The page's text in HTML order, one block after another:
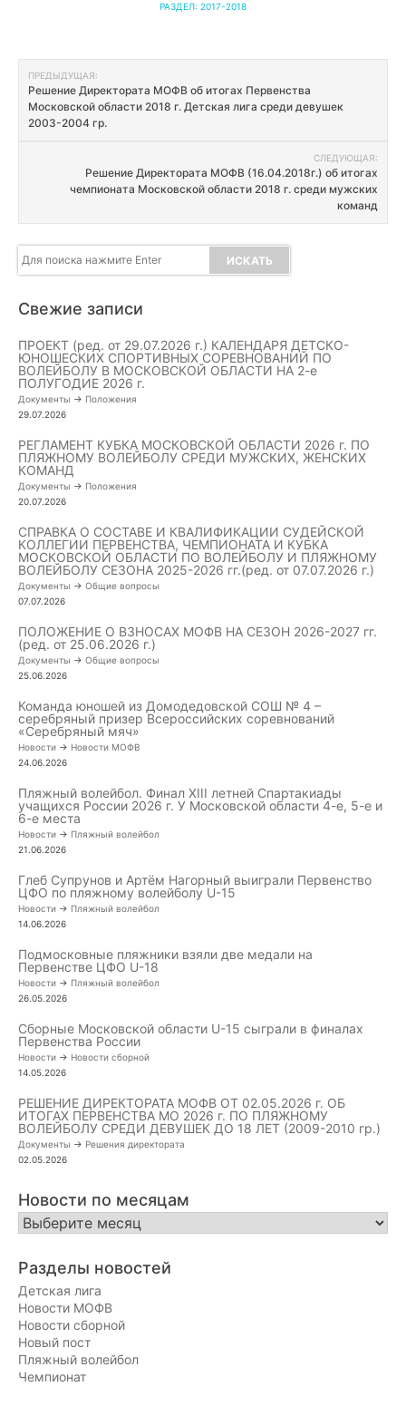
РАЗДЕЛ: 2017-2018
Навигация
по
ПРЕДЫДУЩАЯ:
Решение Директората МОФВ об итогах Первенства
Московской области 2018 г. Детская лига среди девушек
2003-2004 гр.
СЛЕДУЮЩАЯ:
Решение Директората МОФВ (16.04.2018г.) об итогах
чемпионата Московской области 2018 г. среди мужских
команд
Свежие записи
ПРОЕКТ (ред. от 29.07.2026 г.) КАЛЕНДАРЯ ДЕТСКО-
ЮНОШЕСКИХ СПОРТИВНЫХ СОРЕВНОВАНИЙ ПО
ВОЛЕЙБОЛУ В МОСКОВСКОЙ ОБЛАСТИ НА 2-е
ПОЛУГОДИЕ 2026 г.
Документы -> Положения
29.07.2026
РЕГЛАМЕНТ КУБКА МОСКОВСКОЙ ОБЛАСТИ 2026 г. ПО
ПЛЯЖНОМУ ВОЛЕЙБОЛУ СРЕДИ МУЖСКИХ, ЖЕНСКИХ
КОМАНД
Документы -> Положения
20.07.2026
СПРАВКА О СОСТАВЕ И КВАЛИФИКАЦИИ СУДЕЙСКОЙ
КОЛЛЕГИИ ПЕРВЕНСТВА, ЧЕМПИОНАТА И КУБКА
МОСКОВСКОЙ ОБЛАСТИ ПО ВОЛЕЙБОЛУ И ПЛЯЖНОМУ
ВОЛЕЙБОЛУ СЕЗОНА 2025-2026 гг.(ред. от 07.07.2026 г.)
Документы -> Общие вопросы
07.07.2026
ПОЛОЖЕНИЕ О ВЗНОСАХ МОФВ НА СЕЗОН 2026-2027 гг.
(ред. от 25.06.2026 г.)
Документы -> Общие вопросы
25.06.2026
Команда юношей из Домодедовской СОШ № 4 –
серебряный призер Всероссийских соревнований
«Серебряный мяч»
Новости -> Новости МОФВ
24.06.2026
Пляжный волейбол. Финал XIII летней Спартакиады
учащихся России 2026 г. У Московской области 4-е, 5-е и
6-е места
Новости -> Пляжный волейбол
21.06.2026
Глеб Супрунов и Артём Нагорный выиграли Первенство
ЦФО по пляжному волейболу U-15
Новости -> Пляжный волейбол
14.06.2026
Подмосковные пляжники взяли две медали на
Первенстве ЦФО U-18
Новости -> Пляжный волейбол
26.05.2026
Сборные Московской области U-15 сыграли в финалах
Первенства России
Новости -> Новости сборной
14.05.2026
РЕШЕНИЕ ДИРЕКТОРАТА МОФВ ОТ 02.05.2026 г. ОБ
ИТОГАХ ПЕРВЕНСТВА МО 2026 г. ПО ПЛЯЖНОМУ
ВОЛЕЙБОЛУ СРЕДИ ДЕВУШЕК ДО 18 ЛЕТ (2009-2010 гр.)
Документы -> Решения директората
02.05.2026
Новости по месяцам
Новости
месяцам
Разделы новостей
Детская лига
Новости МОФВ
Новости сборной
Новый пост
Пляжный волейбол
Чемпионат